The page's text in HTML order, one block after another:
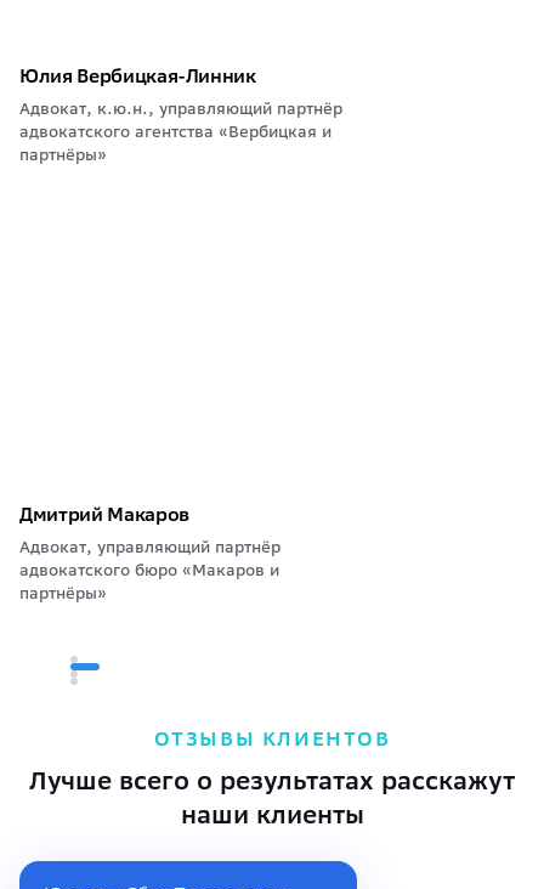
Юлия Вербицкая-Линник
Адвокат, к.ю.н., управляющий партнёр
адвокатского агентства «Вербицкая и
партнёры»
Дмитрий Макаров
Адвокат, управляющий партнёр
адвокатского бюро «Макаров и
партнёры»
ОТЗЫВЫ КЛИЕНТОВ
Лучше всего о результатах расскажут
наши клиенты